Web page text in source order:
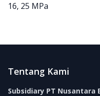
16, 25 MPa
Tentang Kami
Subsidiary PT Nusantara